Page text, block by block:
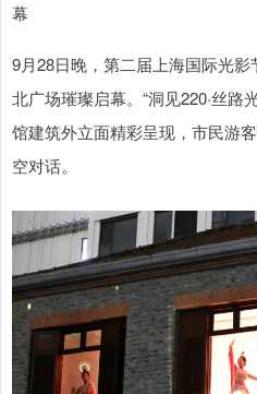
幕
9月28日晚，第二届上海国际光
北广场璀璨启幕。“洞见220·丝路
馆建筑外立面精彩呈现，市民游
空对话。